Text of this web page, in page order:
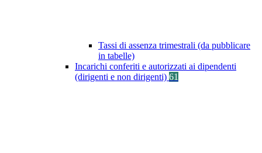
Tassi di assenza trimestrali (da pubblicare
in tabelle)
Incarichi conferiti e autorizzati ai dipendenti
(dirigenti e non dirigenti) 61